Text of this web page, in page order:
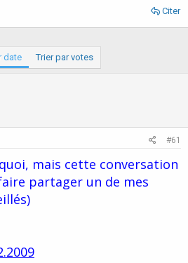
Citer
date Trier par votes
#61
mais cette conversation
partager un de mes